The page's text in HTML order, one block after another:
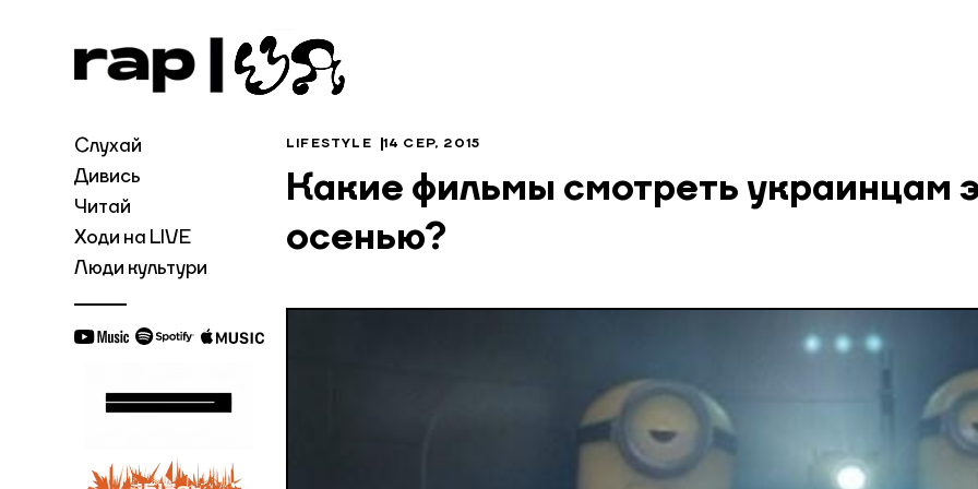
Слухай
Дивись
Читай
Ходи на LIVE
Люди культури
LIFESTYLE 14 СЕР, 2015
Какие фильмы смотреть украинцам
осенью?